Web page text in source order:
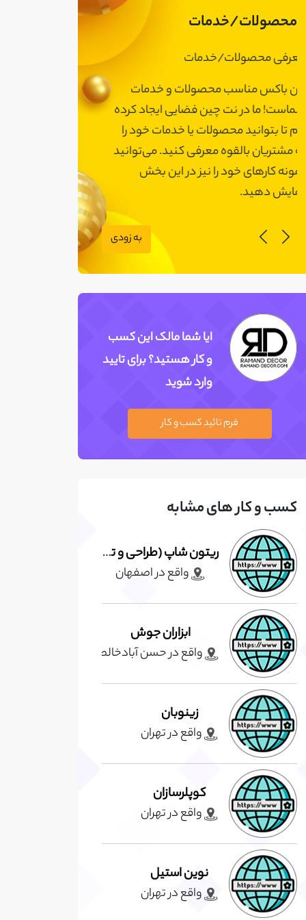
محصولات/خدمات
معرفی محصولات/خدمات
این باکس مناسب محصولات و خدمات
شماست! ما در نت چین فضایی ایجاد کرده
ایم تا بتوانید محصولات یا خدمات خود را
به مشتریان بالقوه معرفی کنید. می‌توانید
نمونه کارهای خود را نیز در این بخش
نمایش دهید.
شماست! ما در
نمونه کارهای
نمایش دهید.
به زودی
ایا شما مالک این کسب
و کار هستید؟ برای تایید
وارد شوید
فرم تائید کسب و کار
کسب و کار های مشابه
ریتون شاپ (طراحی و تولیدیخچال قنادی و فروشگاهی ،سردخانه و...)
واقع در اصفهان
ابزاران جوش
واقع در حسن آبادخالصه
زینوبان
واقع در تهران
کوپلرسازان
واقع در تهران
نوین استیل
واقع در تهران